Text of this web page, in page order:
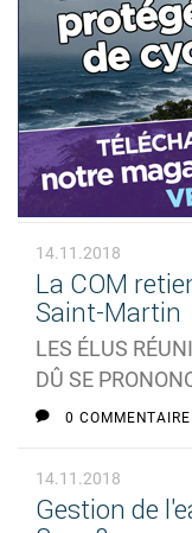
14.11.2018
La COM
Saint-Martin
LES ÉLUS
DÛ SE
0 COMMENTAIRE
14.11.2018
Gestion de